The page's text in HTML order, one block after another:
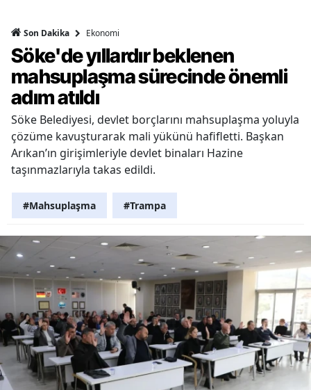
Son Dakika Ekonomi
Söke'de yıllardır beklenen
mahsuplaşma sürecinde önemli
adım atıldı
Söke Belediyesi, devlet borçlarını mahsuplaşma yoluyla
çözüme kavuşturarak mali yükünü hafifletti. Başkan
Arıkan’ın girişimleriyle devlet binaları Hazine
taşınmazlarıyla takas edildi.
#Mahsuplaşma #Trampa